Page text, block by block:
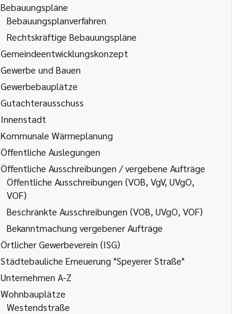
Bebauungspläne
Bebauungsplanverfahren
Rechtskräftige Bebauungspläne
Gemeindeentwicklungskonzept
Gewerbe und Bauen
Gewerbebauplätze
Gutachterausschuss
Innenstadt
Kommunale Wärmeplanung
Öffentliche Auslegungen
Öffentliche Ausschreibungen / vergebene Aufträge
Öffentliche Ausschreibungen (VOB, VgV, UVgO,
VOF)
Beschränkte Ausschreibungen (VOB, UVgO, VOF)
Bekanntmachung vergebener Aufträge
Örtlicher Gewerbeverein (ISG)
Städtebauliche Erneuerung "Speyerer Straße"
Unternehmen A-Z
Wohnbauplätze
Westendstraße